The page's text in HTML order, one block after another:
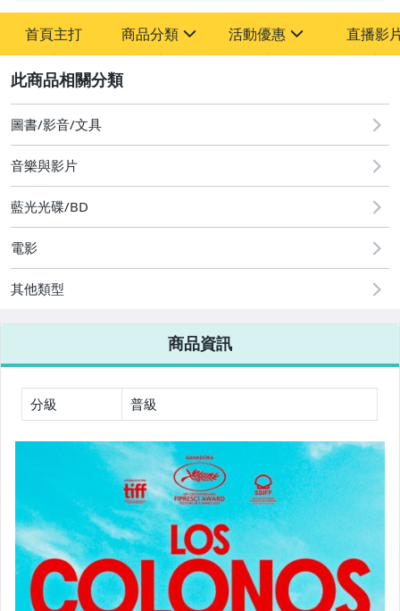
首頁主打 商品分類
BD25藍光歐美電影
BD25藍光韓國電影
BD25藍光日本電影
BD25卡通動漫電影
BD25藍光其它
BD25G藍光音樂演唱會
BD25G歐美影集
BD25G韓國影集
BD25G日本影集
BD25G陸港台影集+其它國家
BD25藍光卡通動漫影集
活動優惠
滿額折扣
直播影
圖書/影音/文具
音樂與影片
藍光光碟/BD
電影
其他類型
商品資訊
分級 普級